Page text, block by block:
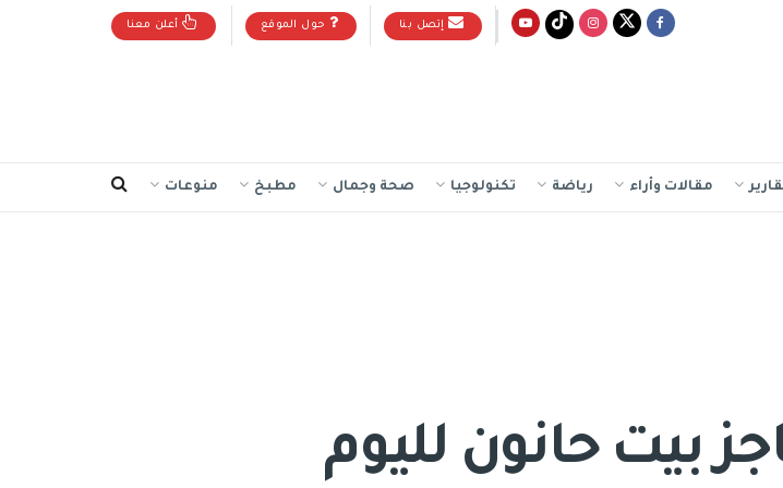
إتصل بنا حول الموقع أعلن معنا
مقالات وأراء رياضة تكنولوجيا صحة وجمال مطبخ منوعات
بيت حانون لليوم